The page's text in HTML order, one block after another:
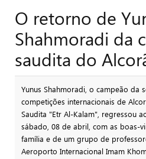
O retorno de
Shahmoradi da
saudita do
Yunus Shahmoradi, o campeão da
competições internacionais de
Saudita "Etr Al-Kalam", regressou
sábado, 08 de abril, com as boas-
família e de um grupo de
Aeroporto Internacional Imam